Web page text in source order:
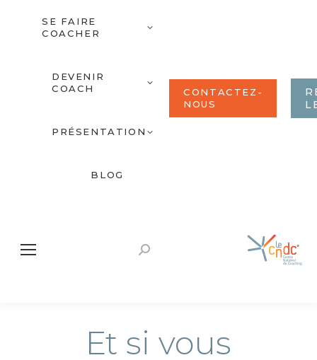
SE FAIRE
COACHER
DEVENIR
COACH
PRÉSENTATION
BLOG
CONTACTEZ-
NOUS
Recherche
Et si vous